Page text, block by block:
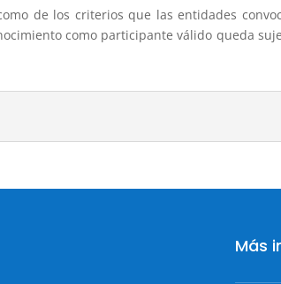
de los criterios que las entidades
como participante válido queda
Más